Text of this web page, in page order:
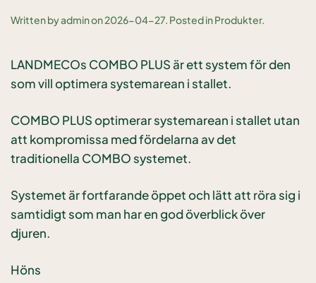
Written byadminon2026-04-27. Posted inProdukter.
LANDMECOs COMBO PLUS är ett system för den
som vill optimera systemarean i stallet.
COMBO PLUS optimerar systemarean i stallet utan
att kompromissa med fördelarna av det
traditionella COMBO systemet.
Systemet är fortfarande öppet och lätt att röra sig i
samtidigt som man har en god överblick över
djuren.
Höns